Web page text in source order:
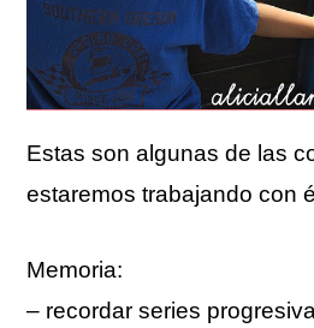
Estas son algunas de las
estaremos trabajando con
Memoria:
– recordar series